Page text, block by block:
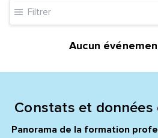
Filtrer
Aucun
Constats et
Panorama de la formation
Prénom et nom*
Quelle est la pertinence de